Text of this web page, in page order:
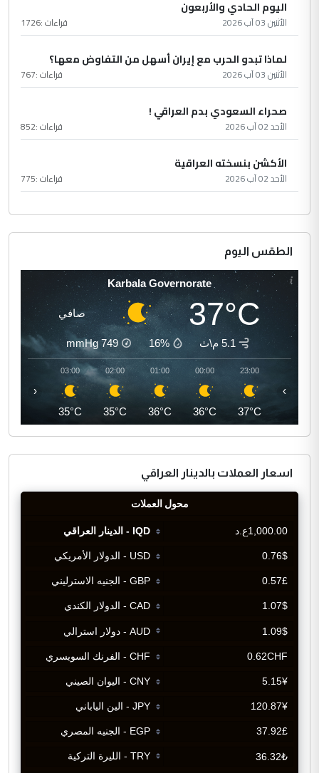
اليوم الحادي والأربعون
الأثنين 03 آب 2026 قراءات :1726
لماذا تبدو الحرب مع إيران أسهل من التفاوض معها؟
الأثنين 03 آب 2026 قراءات :767
صحراء السعودي بدم العراقي !
الأحد 02 آب 2026 قراءات :852
الأكشن بنسخته العراقية
الأحد 02 آب 2026 قراءات :775
الطقس اليوم
Karbala Governorate
37°C صافي
5.1 م\ث 16%
749
mmHg
23:00
37°C
00:00
36°C
01:00
36°C
02:00
35°C
03:00
35°C
‹ ›
اسعار العملات بالدينار العراقي